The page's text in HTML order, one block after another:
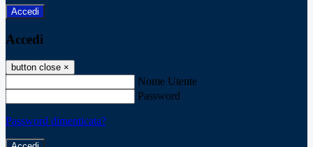
Accedi
Accedi
button close ×
Nome Utente
Password
Password dimenticata?